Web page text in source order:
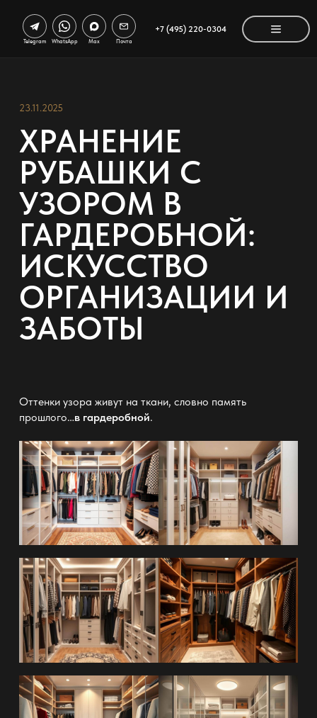
+7 (495) 220-0304
Telegram WhatsApp Max Почта
23.11.2025
ХРАНЕНИЕ
РУБАШКИ С
УЗОРОМ В
ГАРДЕРОБНОЙ:
ИСКУССТВО
ОРГАНИЗАЦИИ И
ЗАБОТЫ
Оттенки узора живут на ткани, словно память
прошлого…в гардеробной.